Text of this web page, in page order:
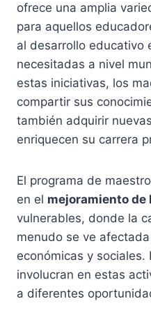
ofrece una amplia
para aquellos
al desarrollo educativo
necesitadas a nivel
estas iniciativas, los
compartir sus
también adquirir
enriquecen su carrera
El programa de
en el mejoramiento de
vulnerables, donde la
menudo se ve
económicas y
involucran en estas
a diferentes